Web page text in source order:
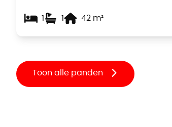
1 1 42 m²
Toon alle panden